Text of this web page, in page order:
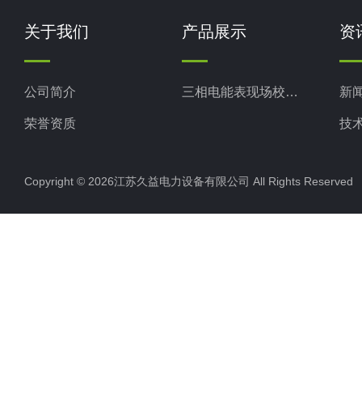
关于我们
公司简介
荣誉资质
产品展示
三相电能表现场校验仪
资
新
技
Copyright © 2026江苏久益电力设备有限公司 All Rights